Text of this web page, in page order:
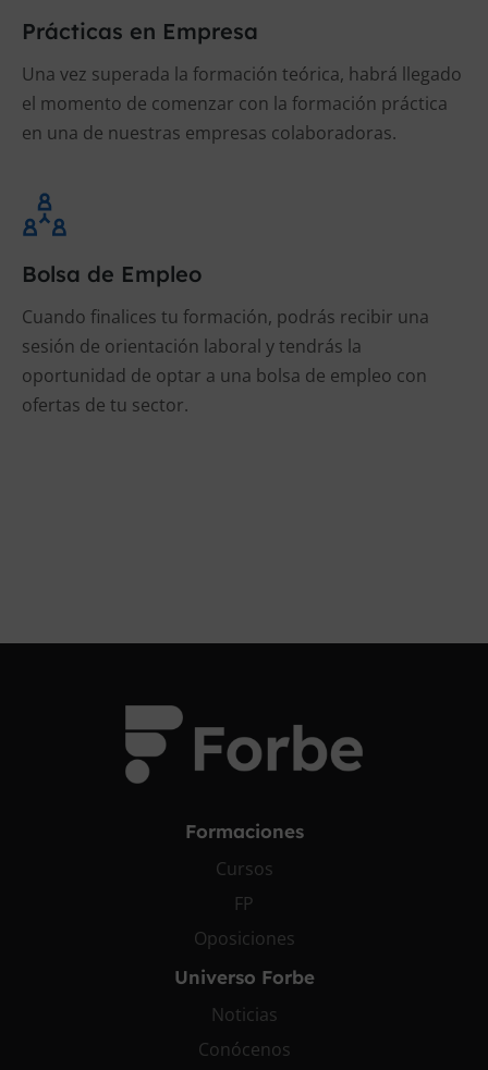
Prácticas en Empresa
Una vez superada la formación teórica, habrá llegado
el momento de comenzar con la formación práctica
en una de nuestras empresas colaboradoras.
Bolsa de Empleo
Cuando finalices tu formación, podrás recibir una
sesión de orientación laboral y tendrás la
oportunidad de optar a una bolsa de empleo con
ofertas de tu sector.
Formaciones
Cursos
FP
Oposiciones
Universo Forbe
Noticias
Conócenos